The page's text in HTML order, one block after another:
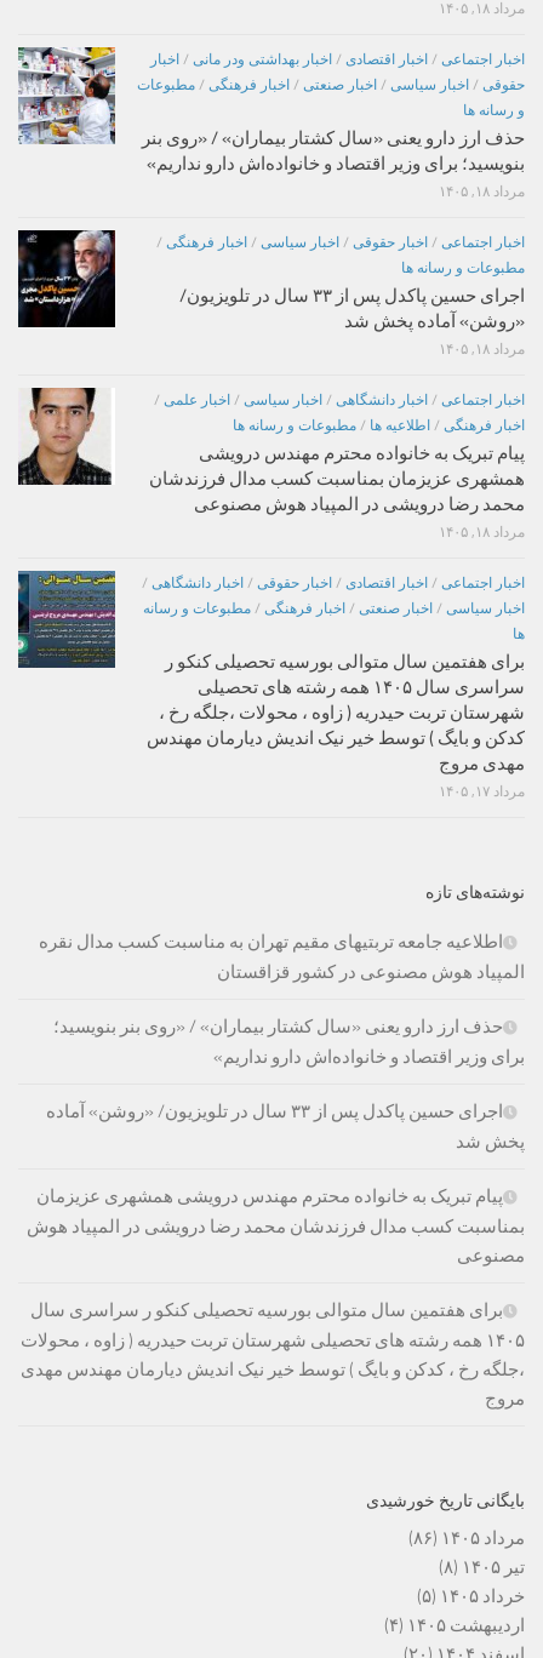
مرداد ۱۸, ۱۴۰۵
اخبار اجتماعی / اخبار اقتصادی / اخبار بهداشتی ودر مانی / اخبار
حقوقی / اخبار سیاسی / اخبار صنعتی / اخبار فرهنگی / مطبوعات
و رسانه ها
حذف ارز دارو یعنی «سال کشتار بیماران» / «روی بنر
بنویسید؛ برای وزیر اقتصاد و خانواده‌اش دارو نداریم»
مرداد ۱۸, ۱۴۰۵
اخبار اجتماعی / اخبار حقوقی / اخبار سیاسی / اخبار فرهنگی /
مطبوعات و رسانه ها
اجرای حسین پاکدل پس از ۳۳ سال در تلویزیون/
«روشن» آماده پخش شد
مرداد ۱۸, ۱۴۰۵
اخبار اجتماعی / اخبار دانشگاهی / اخبار سیاسی / اخبار علمی /
اخبار فرهنگی / اطلاعیه ها / مطبوعات و رسانه ها
پیام تبریک به خانواده محترم مهندس درویشی
همشهری عزیزمان بمناسبت کسب مدال فرزندشان
محمد رضا درویشی در المپیاد هوش مصنوعی
مرداد ۱۸, ۱۴۰۵
اخبار اجتماعی / اخبار اقتصادی / اخبار حقوقی / اخبار دانشگاهی /
اخبار سیاسی / اخبار صنعتی / اخبار فرهنگی / مطبوعات و رسانه
ها
برای هفتمین سال متوالی بورسیه تحصیلی کنکو ر
سراسری سال ۱۴۰۵ همه رشته های تحصیلی
شهرستان تربت حیدریه ( زاوه ، محولات ،جلگه رخ ،
کدکن و بایگ ) توسط خیر نیک اندیش دیارمان مهندس
مهدی مروج
مرداد ۱۷, ۱۴۰۵
نوشته‌های تازه
اطلاعیه جامعه تربتیهای مقیم تهران به مناسبت کسب مدال نقره
المپیاد هوش مصنوعی در کشور قزاقستان
حذف ارز دارو یعنی «سال کشتار بیماران» / «روی بنر بنویسید؛
برای وزیر اقتصاد و خانواده‌اش دارو نداریم»
اجرای حسین پاکدل پس از ۳۳ سال در تلویزیون/ «روشن» آماده
پخش شد
پیام تبریک به خانواده محترم مهندس درویشی همشهری عزیزمان
بمناسبت کسب مدال فرزندشان محمد رضا درویشی در المپیاد هوش
مصنوعی
برای هفتمین سال متوالی بورسیه تحصیلی کنکو ر سراسری سال
۱۴۰۵ همه رشته های تحصیلی شهرستان تربت حیدریه ( زاوه ، محولات
،جلگه رخ ، کدکن و بایگ ) توسط خیر نیک اندیش دیارمان مهندس مهدی
مروج
بایگانی تاریخ خورشیدی
مرداد ۱۴۰۵
(۸۶)
تیر ۱۴۰۵
(۸)
خرداد ۱۴۰۵
(۵)
اردیبهشت ۱۴۰۵
(۴)